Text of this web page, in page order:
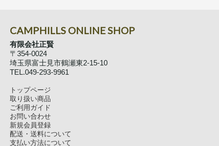
CAMPHILLS ONLINE SHOP
有限会社正賢
〒354-0024
埼玉県富士見市鶴瀬東2-15-10
TEL.049-293-9961
トップページ
取り扱い商品
ご利用ガイド
お問い合わせ
新規会員登録
配送・送料について
支払い方法について